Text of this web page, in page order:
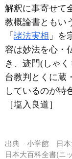
解釈に事寄せて
教概論書ともい
「 諸法実相 」を
容は妙法を心・
き、迹門(しゃ
台教判とくに蔵
しているのが特
［塩入良道］
出典 小学館 日本
日本大百科全書(